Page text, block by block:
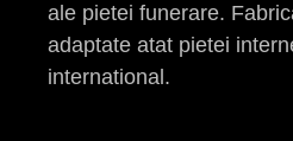
ale pietei funerare.
adaptate atat pietei
international.